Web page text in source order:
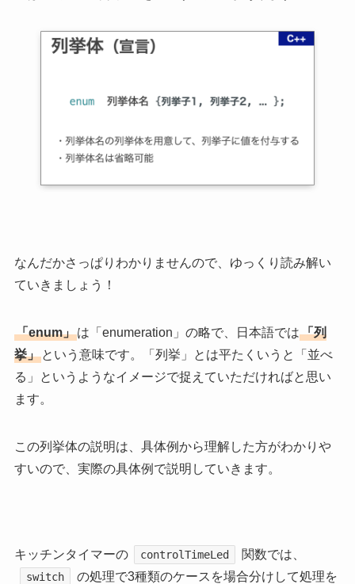
なんだかさっぱりわかりませんので、ゆっくり読み解い
ていきましょう！
「enum」は「enumeration」の略で、日本語では「列
挙」という意味です。「列挙」とは平たくいうと「並べ
る」というようなイメージで捉えていただければと思い
ます。
この列挙体の説明は、具体例から理解した方がわかりや
すいので、実際の具体例で説明していきます。
キッチンタイマーの controlTimeLed 関数では、
switch
の処理で3種類のケースを場合分けして処理を